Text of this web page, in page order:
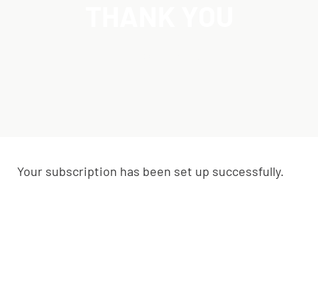
Your subscription has been set up successfully.